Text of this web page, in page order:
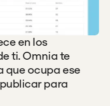
en los
ti. Omnia te
que ocupa ese
para